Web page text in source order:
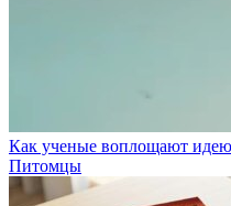
Как ученые воплощают идею
Питомцы